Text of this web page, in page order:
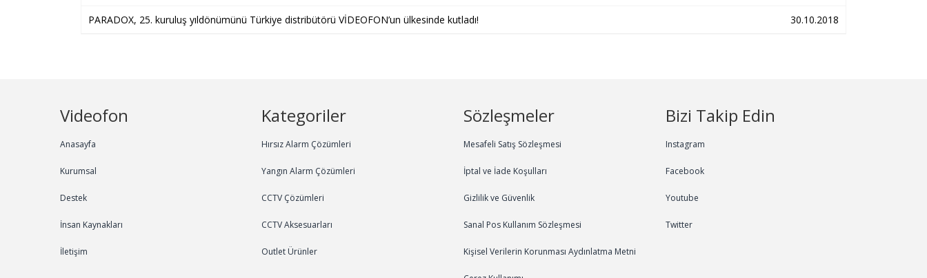
PARADOX, 25. kuruluş yıldönümünü Türkiye distribütörü VİDEOFON’un ülkesinde kutladı! 30.10.2018
Videofon
Anasayfa
Kurumsal
Destek
İnsan Kaynakları
İletişim
Kategoriler
Hırsız Alarm Çözümleri
Yangın Alarm Çözümleri
CCTV Çözümleri
CCTV Aksesuarları
Outlet Ürünler
Bizi Takip Edin
Instagram
Facebook
Youtube
Twitter
Sözleşmeler
Mesafeli Satış Sözleşmesi
İptal ve İade Koşulları
Gizlilik ve Güvenlik
Sanal Pos Kullanım Sözleşmesi
Kişisel Verilerin Korunması Aydınlatma Metni